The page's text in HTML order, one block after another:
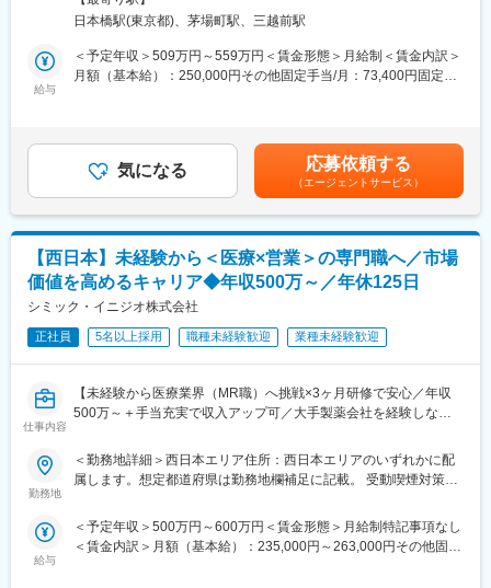
す。
■働き方
社用車を利用して自宅から病院へ直行直帰の働き方となるため、
医療営業として専門性を磨き管理職を目指すのはもちろん、他事
業部やグループ会社への異動実績も豊富にございます。（※病院の
経営コンサル、医薬品メーカーのマーケティング支援、人事担当
者などの管理部門）
営業経験を活かして様々なキャリアプランを実現できるのは、当
社ならではの強みです。
変更の範囲：会社の定める業務
・専門職として知識、技能を身に付けたい
・内資系の安定企業で働きたい
という方にはおススメです！
＜2人に1人は未経験入社、75%は異業種からの転職者です＞
品に関する情報提供を行います。
医薬品は「どの成分に、どのような効果があって、誰に使うと良
いのか」などの情報が付加されて、初めて効果的に使うことがで
きます。医師への適切な医薬品情報の提供を通じて、患者さんの
治療、地域医療課題に貢献することができます。
■安心の研修体制：
・入社から3か月間：座学研修（導入教育）のみ
└医薬品や医療業界、営業方法についての知識を身につけます。
・導入教育終了後は、Web講義、e-Learning、集合研修を組み合
わせて行う、MR認定試験に100％を担保する対策講座がありま
・現場配属後も月1回以上の面談を設けており、成果を出すための
フォロー体制を整えております。
営業職が目指せます。
社住所：東京都中央区日本橋2-14-1 フロントプレイス日本橋勤務
り変更の範囲：会社の定める事業所
日本橋駅(東京都)、茅場町駅、三越前駅
給与
＜予定年収＞509万円～559万円＜賃金形態＞月給制＜賃金内訳＞
月額（基本給）：250,000円その他固定手当/月：73,400円固定残
どを考慮し、規定により決定します。※年収の他に別途日当（月額
3～4万円）・諸手当有昇給：年1回★頑張りに応じて年収UP★赴
任先の評価次第で大幅に年収をUPできます。（年2回業績給改
定）賃金はあくまでも目安の金額であり、選考を通じて上下する
可能性があります。月給(月額)は固定手当を含めた表記です。
気になる 応募依頼する
（エージェントサービス）
【西日本】未経験から＜医療×営業＞の専門職へ／市場
価値を高めるキャリア◆年収500万～／年休125日
シミック・イニジオ株式会社
正社員 5名以上採用 職種未経験歓迎 業種未経験歓迎
仕事内容
【未経験から医療業界（MR職）へ挑戦×3ヶ月研修で安心／年収
500万～＋手当充実で収入アップ可／大手製薬会社を経験しなが
＜入社月について＞
入社月が決まっているため同期も多く安心してスタート可能
勤務地
＜勤務地詳細＞西日本エリア住所：西日本エリアのいずれかに配
属します。想定都道府県は勤務地欄補足に記載。 受動喫煙対策：
給与
＜予定年収＞500万円～600万円＜賃金形態＞月給制特記事項なし
＜賃金内訳＞月額（基本給）：235,000円～263,000円その他固定